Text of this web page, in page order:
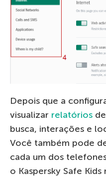
Depois que a
visualizar relatórios
busca, interações e
Você também pode
cada um dos
o Kaspersky Safe